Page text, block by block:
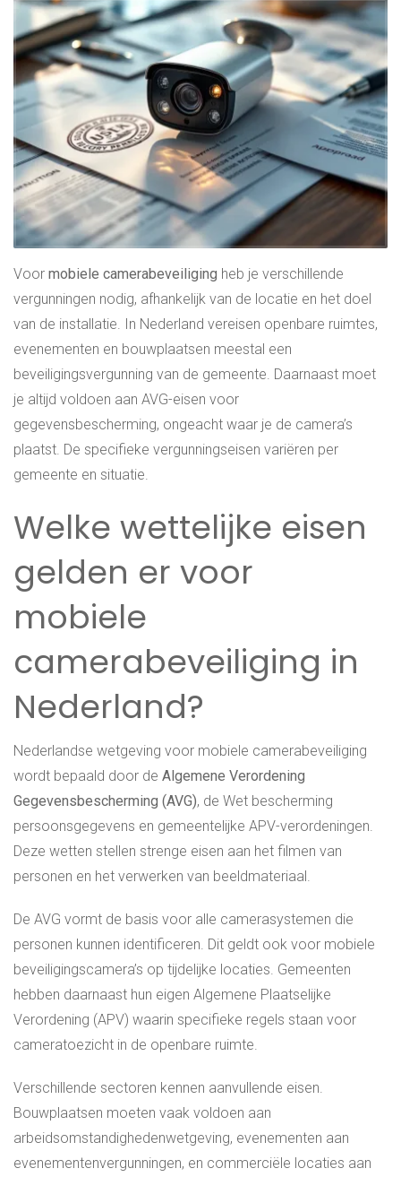
Voor mobiele camerabeveiliging heb je verschillende
vergunningen nodig, afhankelijk van de locatie en het doel
van de installatie. In Nederland vereisen openbare ruimtes,
evenementen en bouwplaatsen meestal een
beveiligingsvergunning van de gemeente. Daarnaast moet
je altijd voldoen aan AVG-eisen voor
gegevensbescherming, ongeacht waar je de camera’s
plaatst. De specifieke vergunningseisen variëren per
gemeente en situatie.
Welke wettelijke eisen
gelden er voor
mobiele
camerabeveiliging in
Nederland?
Nederlandse wetgeving voor mobiele camerabeveiliging
wordt bepaald door de Algemene Verordening
Gegevensbescherming (AVG), de Wet bescherming
persoonsgegevens en gemeentelijke APV-verordeningen.
Deze wetten stellen strenge eisen aan het filmen van
personen en het verwerken van beeldmateriaal.
De AVG vormt de basis voor alle camerasystemen die
personen kunnen identificeren. Dit geldt ook voor mobiele
beveiligingscamera’s op tijdelijke locaties. Gemeenten
hebben daarnaast hun eigen Algemene Plaatselijke
Verordening (APV) waarin specifieke regels staan voor
cameratoezicht in de openbare ruimte.
Verschillende sectoren kennen aanvullende eisen.
Bouwplaatsen moeten vaak voldoen aan
arbeidsomstandighedenwetgeving, evenementen aan
evenementenvergunningen, en commerciële locaties aan